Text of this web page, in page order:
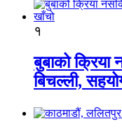
१
बुबाको क्रिया
बिचल्ली,